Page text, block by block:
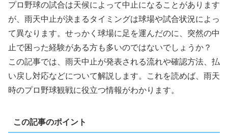
プロ野球の試合は天候によって中止になることがあります
が、雨天中止が決まるタイミングは球場や試合状況によっ
て異なります。せっかく球場に足を運んだのに、突然の中
止で困った経験がある方も多いのではないでしょうか？
この記事では、雨天中止が発表される流れや確認方法、払
い戻し対応などについて解説します。これを読めば、雨天
時のプロ野球観戦に役立つ情報がわかります。
この記事のポイント